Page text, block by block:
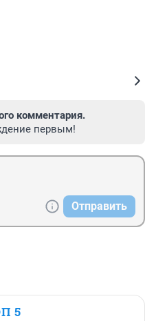
комментария.
первым!
Отправить
5